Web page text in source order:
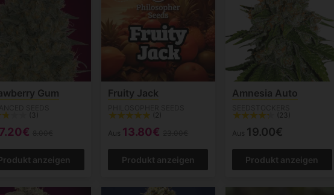
Gum
(3)
7.20€
anzeigen
Fruity Jack
(2)
Aus 13.80€
Produkt anzeigen
Amnesia Auto
(23)
Aus 19.00€
Produkt anzeigen